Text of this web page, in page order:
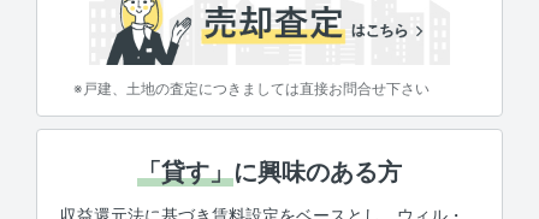
※戸建、土地の査定につきましては直接お問合せ下さい
「貸す」に興味のある方
収益還元法に基づき賃料設定をベースとし、ウィル・